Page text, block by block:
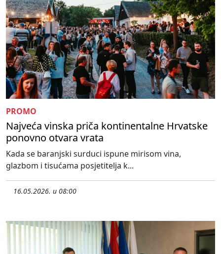
PROMO
Najveća vinska priča kontinentalne Hrvatske
ponovno otvara vrata
Kada se baranjski surduci ispune mirisom vina,
glazbom i tisućama posjetitelja k...
16.05.2026. u 08:00